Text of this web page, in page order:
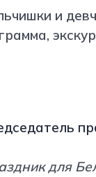
и
для